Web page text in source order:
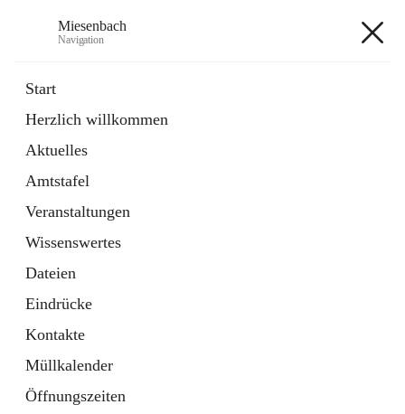
Miesenbach
Navigation
Start
Herzlich willkommen
Aktuelles
Amtstafel
Veranstaltungen
Wissenswertes
Dateien
Eindrücke
Kontakte
Müllkalender
Öffnungszeiten
Externe Webseite
in
Tab
Region Schneebergland
Externe Webseite
öffnet
in
neuem
Tab